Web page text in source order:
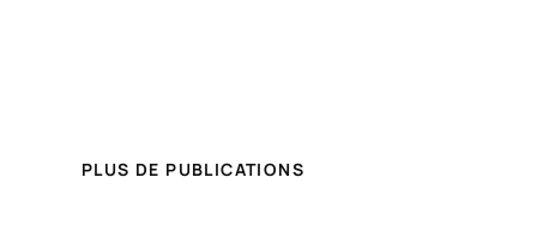
PLUS DE PUBLICATIONS